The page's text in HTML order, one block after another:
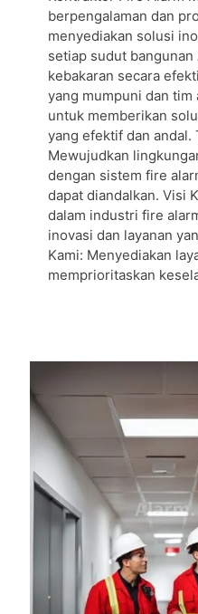
berpengalaman dan
menyediakan solusi
setiap sudut bangunan
kebakaran secara
yang mumpuni dan
untuk memberikan
yang efektif dan andal.
Mewujudkan
dengan sistem fire
dapat diandalkan. Visi
dalam industri fire
inovasi dan layanan
Kami: Menyediakan
memprioritaskan